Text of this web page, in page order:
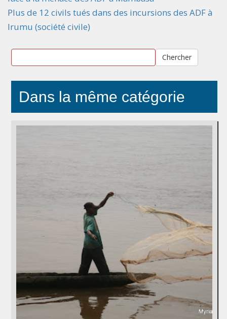
Plus de 12 civils tués dans des incursions des ADF à
Irumu (société civile)
Chercher
Dans la même catégorie